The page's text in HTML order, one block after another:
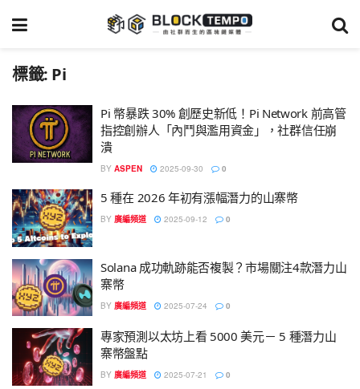
標籤: Pi
Pi 幣暴跌 30% 創歷史新低！Pi Network 前高管
指控創辦人「內鬥與濫用資金」，社群信任崩
潰
BY ASPEN 2025-09-30 0
5 種在 2026 年初有漲幅潛力的山寨幣
BY 廣編頻道 2025-09-12 0
Solana 成功軌跡能否複製？市場關注4款潛力山
寨幣
BY 廣編頻道 2025-07-24 0
專家預測以太坊上看 5000 美元－ 5 種潛力山
寨幣盤點
BY 廣編頻道 2025-07-21 0